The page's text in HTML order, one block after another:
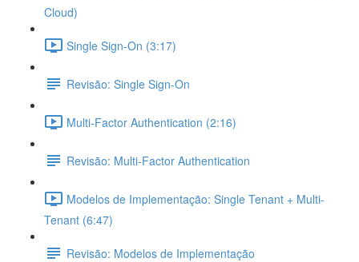
Cloud)
Single Sign-On (3:17)
Revisão: Single Sign-On
Multi-Factor Authentication (2:16)
Revisão: Multi-Factor Authentication
Modelos de Implementação: Single Tenant + Multi-
Tenant (6:47)
Revisão: Modelos de Implementação